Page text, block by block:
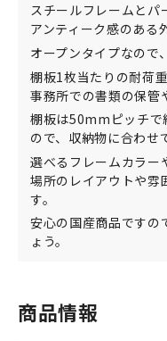
スチールフレームとパ
アンティーク感のある
オープンタイプなので
棚板1枚当たりの耐荷
事務所での書類の保管
棚板は50mmピッチで
ので、収納物に合わせ
選べるフレームカラー
場所のレイアウトや雰
す。
安心の国産商品ですの
ょう。
商品情報